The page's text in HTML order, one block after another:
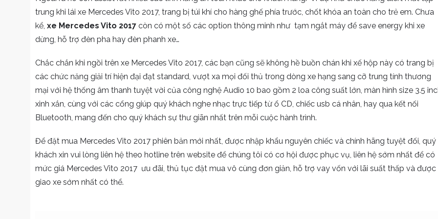
trung khi lái xe Mercedes Vito 2017, trang bị túi khí cho hàng ghế phía trước, chốt khóa an toàn cho trẻ em. Chưa
kể, xe Mercedes Vito 2017 còn có một số các option thông minh như tạm ngắt máy để save energy khi xe
dừng, hỗ trợ đèn pha hay đèn phanh xe…
Chắc chắn khi ngồi trên xe Mercedes Vito 2017, các bạn cũng sẽ không hề buồn chán khi xế hộp này có trang bị
các chức năng giải trí hiện đại đạt standard, vượt xa mọi đối thủ trong dòng xe hạng sang cỡ trung tính thương
mại với hệ thống âm thanh tuyệt vời của công nghệ Audio 10 bao gồm 2 loa công suất lớn, màn hình size 3.5
xinh xắn, cùng với các cổng giúp quý khách nghe nhạc trực tiếp từ ổ CD, chiếc usb cá nhân, hay qua kết nối
Bluetooth, mang đến cho quý khách sự thư giãn nhất trên mỗi cuộc hành trình.
Để đặt mua Mercedes Vito 2017 phiên bản mới nhất, được nhập khẩu nguyên chiếc và chính hãng tuyệt đối, quý
khách xin vui lòng liên hệ theo hotline trên website để chúng tôi có cơ hội được phục vụ, liên hệ sớm nhất để có
mức giá Mercedes Vito 2017 ưu đãi, thủ tục đặt mua vô cùng đơn giản, hỗ trợ vay vốn với lãi suất thấp và được
giao xe sớm nhất có thể.